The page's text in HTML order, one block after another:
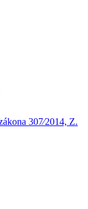
307⁄2014, Z.